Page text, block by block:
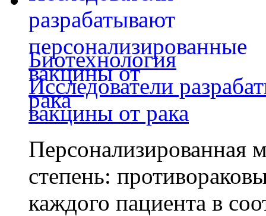
Биотехнология
Исследователи
вакцины от рака
Персонализированная
степень:
каждого пациента в